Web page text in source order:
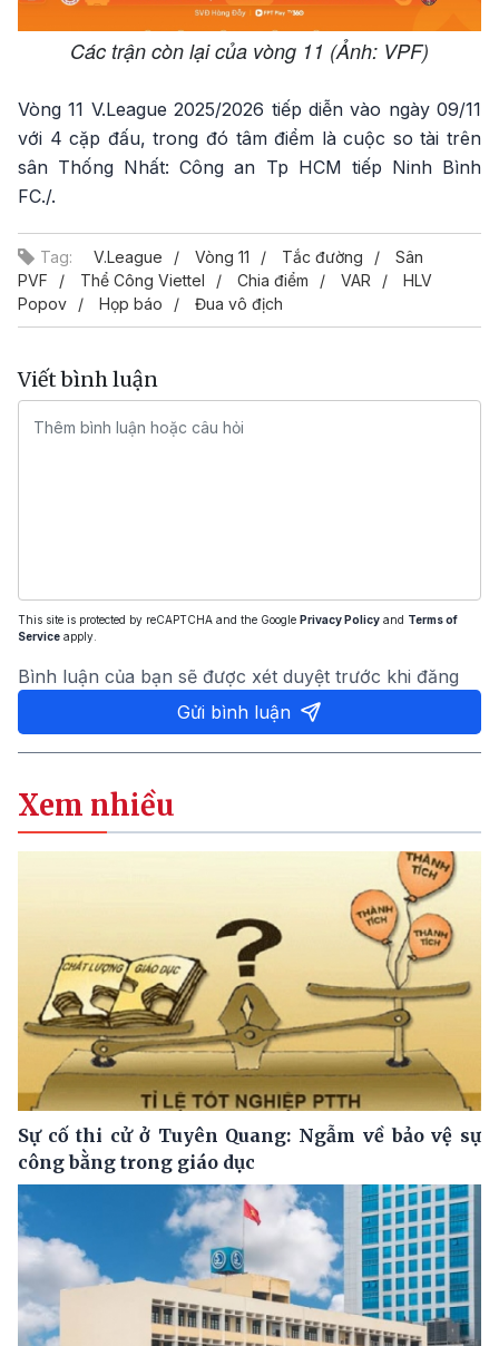
Các trận còn lại của vòng 11 (Ảnh: VPF)
Vòng 11 V.League 2025/2026 tiếp diễn vào ngày 09/11
với 4 cặp đấu, trong đó tâm điểm là cuộc so tài trên
sân Thống Nhất: Công an Tp HCM tiếp Ninh Bình
FC./.
Tag: V.League Vòng 11 Tắc đường
Sân
PVF
Thể Công Viettel Chia điểm VAR
HLV
Popov
Họp báo Đua vô địch
Viết bình luận
This site is protected by reCAPTCHA and the Google Privacy Policy and Terms of
Service apply.
Bình luận của bạn sẽ được xét duyệt trước khi đăng
Gửi bình luận
Xem nhiều
Sự cố thi cử ở Tuyên Quang: Ngẫm về bảo vệ sự
công bằng trong giáo dục